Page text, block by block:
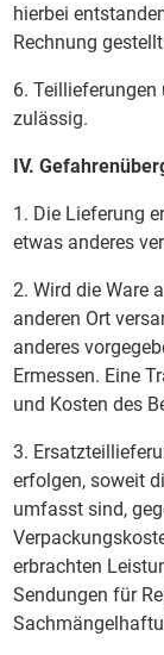
hierbei
Rechnung
6. Teillieferungen
zulässig.
IV.
1. Die Lieferung
etwas anderes
2. Wird die Ware
anderen Ort
anderes
Ermessen. Eine
und Kosten des
3.
erfolgen, soweit
umfasst sind,
erbrachten
Sendungen für